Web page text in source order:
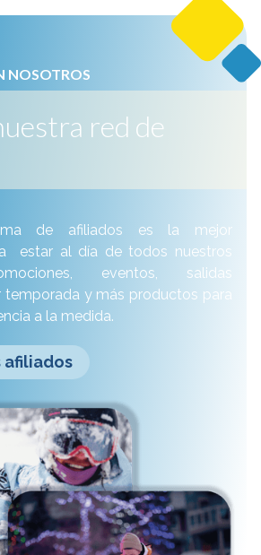
NOSOTROS
red de
de afiliados es la mejor
estar al día de todos nuestros
eventos, salidas
temporada y más productos para
a la medida.
afiliados